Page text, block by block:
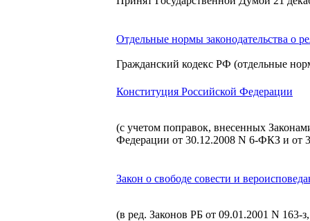
Отдельные нормы законодательства о
Гражданский кодекс РФ (отдельные
Конституция Российской Федерации
(с учетом поправок, внесенных
Федерации от 30.12.2008 N 6-ФКЗ и от
Закон о свободе совести и
(в ред. Законов РБ от 09.01.2001 N 163-